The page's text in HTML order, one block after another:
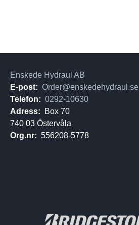
Enskede Hydraul AB
E-post: Order@enskedehydraul.se
Telefon: 0292-10630
Adress:
Box 70
740 03 Östervåla
Org.nr: 556208-5778